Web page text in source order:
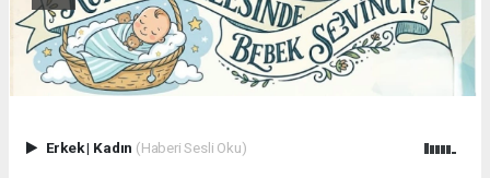
Erkek| Kadın (Haberi Sesli Oku)